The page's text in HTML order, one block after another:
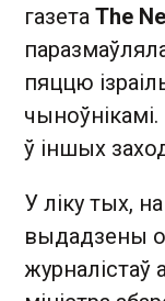
газета The
пяццю
ў іншых
У ліку тых,
выдадзены
журналістаў